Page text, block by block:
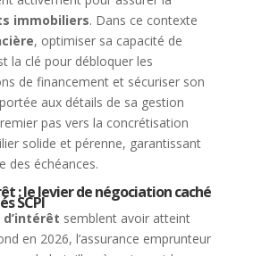
immobiliers. Dans ce contexte
, optimiser sa capacité de
la clé pour débloquer les
de financement et sécuriser son
aux détails de sa gestion
pas vers la concrétisation
solide et pérenne, garantissant
des échéances.
: le levier de négociation caché
SCPI
semblent avoir atteint
en 2026, l’assurance emprunteur